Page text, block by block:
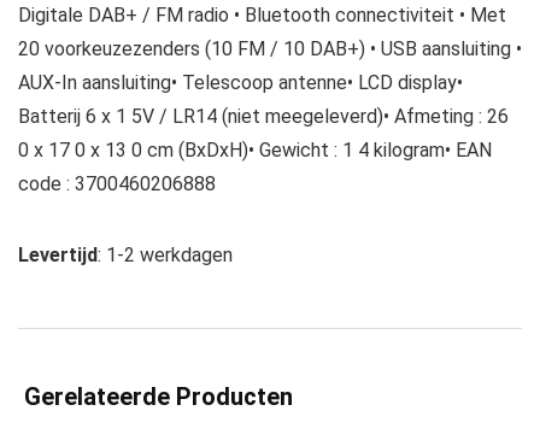
Digitale DAB+ / FM radio • Bluetooth connectiviteit • Met
20 voorkeuzezenders (10 FM / 10 DAB+) • USB aansluiting •
AUX-In aansluiting• Telescoop antenne• LCD display•
Batterij 6 x 1 5V / LR14 (niet meegeleverd)• Afmeting : 26
0 x 17 0 x 13 0 cm (BxDxH)• Gewicht : 1 4 kilogram• EAN
code : 3700460206888
Levertijd: 1-2 werkdagen
Gerelateerde Producten